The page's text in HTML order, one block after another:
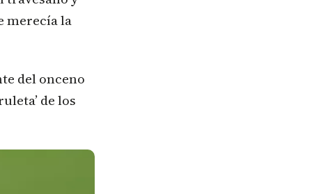
merecía la
del onceno
de los